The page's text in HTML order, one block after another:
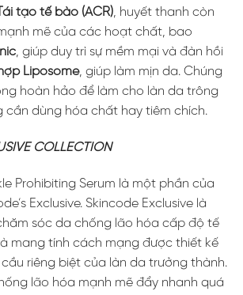
tạo tế bào (ACR), huyết thanh còn
mẽ của các hoạt chất, bao
, giúp duy trì sự mềm mại và đàn hồi
Liposome, giúp làm mịn da. Chúng
hoàn hảo để làm cho làn da trông
cần dùng hóa chất hay tiêm chích.
COLLECTION
Prohibiting Serum là một phần của
Exclusive. Skincode Exclusive là
sóc da chống lão hóa cấp độ tế
mang tính cách mạng được thiết kế
riêng biệt của làn da trưởng thành.
lão hóa mạnh mẽ đẩy nhanh quá